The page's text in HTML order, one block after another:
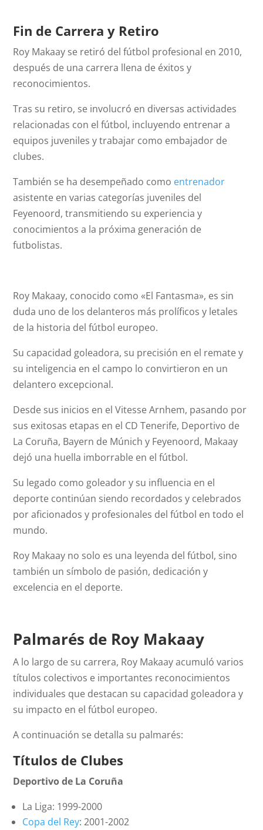
Fin de Carrera y Retiro
Roy Makaay se retiró del fútbol profesional en 2010,
después de una carrera llena de éxitos y
reconocimientos.
Tras su retiro, se involucró en diversas actividades
relacionadas con el fútbol, incluyendo entrenar a
equipos juveniles y trabajar como embajador de
clubes.
También se ha desempeñado como entrenador
asistente en varias categorías juveniles del
Feyenoord, transmitiendo su experiencia y
conocimientos a la próxima generación de
futbolistas.
Roy Makaay, conocido como «El Fantasma», es sin
duda uno de los delanteros más prolíficos y letales
de la historia del fútbol europeo.
Su capacidad goleadora, su precisión en el remate y
su inteligencia en el campo lo convirtieron en un
delantero excepcional.
Desde sus inicios en el Vitesse Arnhem, pasando por
sus exitosas etapas en el CD Tenerife, Deportivo de
La Coruña, Bayern de Múnich y Feyenoord, Makaay
dejó una huella imborrable en el fútbol.
Su legado como goleador y su influencia en el
deporte continúan siendo recordados y celebrados
por aficionados y profesionales del fútbol en todo el
mundo.
Roy Makaay no solo es una leyenda del fútbol, sino
también un símbolo de pasión, dedicación y
excelencia en el deporte.
Palmarés de Roy Makaay
A lo largo de su carrera, Roy Makaay acumuló varios
títulos colectivos e importantes reconocimientos
individuales que destacan su capacidad goleadora y
su impacto en el fútbol europeo.
A continuación se detalla su palmarés:
Títulos de Clubes
Deportivo de La Coruña
La Liga: 1999-2000
Copa del Rey: 2001-2002